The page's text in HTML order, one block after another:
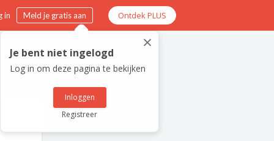
in Meld je gratis aan Ontdek PLUS
×
Je bent niet ingelogd
Log in om deze pagina te bekijken
Inloggen
Registreer